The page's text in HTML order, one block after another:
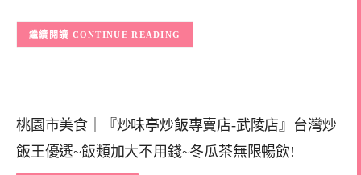
CONTINUE READING
桃園市美食｜『炒味亭炒飯專賣店-武陵店』台灣炒
飯王優選~飯類加大不用錢~冬瓜茶無限暢飲!